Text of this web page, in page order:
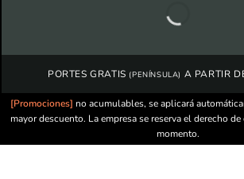
PORTES GRATIS (PENÍNSULA) A PARTIR
[Promociones] no acumulables, se aplicará
mayor descuento. La empresa se reserva el derecho
momento.